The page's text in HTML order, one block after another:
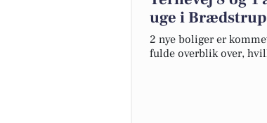
uge i
2 nye boliger er
fulde overblik over,